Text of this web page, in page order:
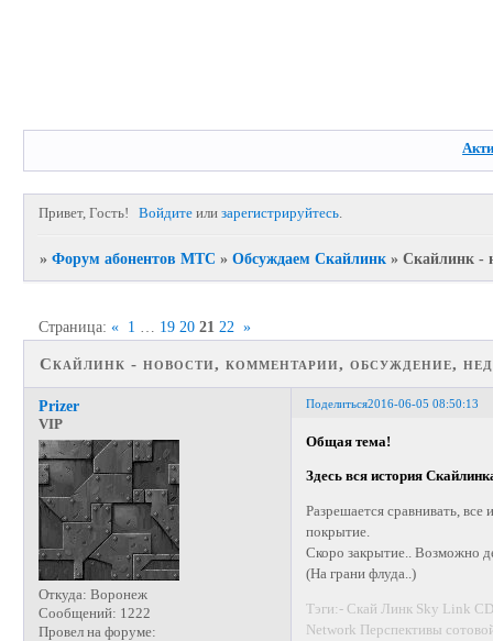
Привет, Гость! Войдите илизарегистрируйтесь.
»Форум абонентов МТС »Обсуждаем Скайлинк »Скайлинк -
Скайлинк - новости, комментарии, обсуждение,
Страница:« 1 19 20 21 22 »
Поделиться2016-06-05 08:50:13
Prizer
VIP
Откуда: Воронеж
Сообщений: 1222
Провел на форуме:
Общая тема!
Здесь вся история
Разрешается сравнивать,
покрытие.
Скоро закрытие.. Возможно
(На грани флуда..)
Тэги:- Скай Линк Sky Link
Network Перспективы